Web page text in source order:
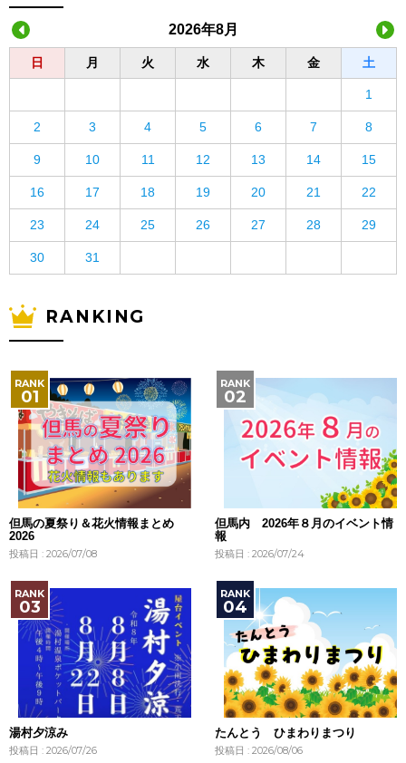
2026年8月
日 月 火 水 木 金 土
1
2 3 4 5 6 7 8
9 10 11 12 13 14 15
16 17 18 19 20 21 22
23 24 25 26 27 28 29
30 31
RANKING
但馬の夏祭り＆花火情報まとめ
2026
投稿日 : 2026/07/08
但馬内 2026年８月のイベント情
報
投稿日 : 2026/07/24
湯村夕涼み
投稿日 : 2026/07/26
たんとう ひまわりまつり
投稿日 : 2026/08/06